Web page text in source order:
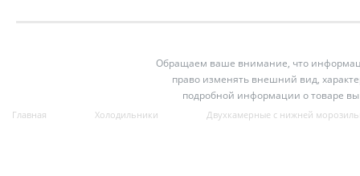
Обращаем ваше внимание, что
право изменять внешний вид,
подробной информации о товаре
Главная Холодильники Двухкамерные с нижней